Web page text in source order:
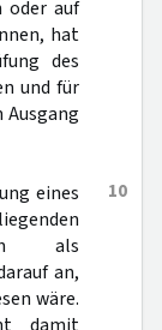
oder auf
hat
des
und für
10
eines
als
an,
wäre.